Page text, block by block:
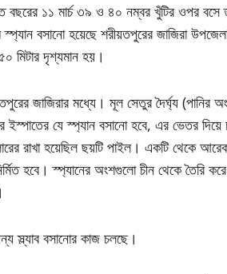
বছরের ১১ মার্চ ৩৯ ও ৪০ নম্বর খুঁটির ওপর
বসানো হয়েছে শরীয়তপুরের জাজিরা
মিটার দৃশ্যমান হয়।
জাজিরার মধ্যে। মূল সেতুর দৈর্ঘ্য
ইস্পাতের যে স্প্যান বসানো হবে, এর ভেতর
রাখা হয়েছিল ছয়টি পাইল। একটি থেকে
হবে। স্প্যানের অংশগুলো চীন থেকে তৈরি
স্ল্যাব বসানোর কাজ চলছে।